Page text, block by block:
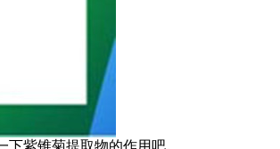
紫锥菊提取物的作用吧。